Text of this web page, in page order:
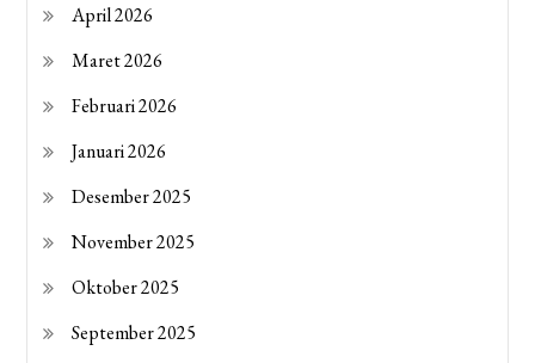
April 2026
Maret 2026
Februari 2026
Januari 2026
Desember 2025
November 2025
Oktober 2025
September 2025